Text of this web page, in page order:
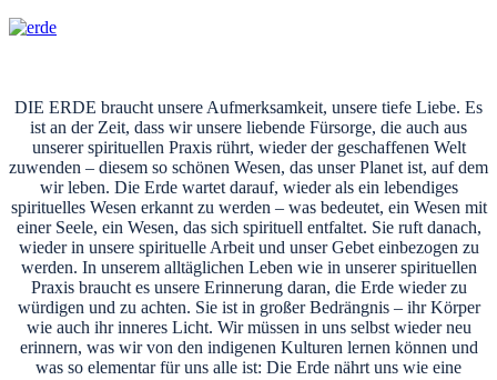
DIE ERDE braucht unsere Aufmerksamkeit, unsere tiefe Liebe. Es
ist an der Zeit, dass wir unsere liebende Fürsorge, die auch aus
unserer spirituellen Praxis rührt, wieder der geschaffenen Welt
zuwenden – diesem so schönen Wesen, das unser Planet ist, auf dem
wir leben. Die Erde wartet darauf, wieder als ein lebendiges
spirituelles Wesen erkannt zu werden – was bedeutet, ein Wesen mit
einer Seele, ein Wesen, das sich spirituell entfaltet. Sie ruft danach,
wieder in unsere spirituelle Arbeit und unser Gebet einbezogen zu
werden. In unserem alltäglichen Leben wie in unserer spirituellen
Praxis braucht es unsere Erinnerung daran, die Erde wieder zu
würdigen und zu achten. Sie ist in großer Bedrängnis – ihr Körper
wie auch ihr inneres Licht. Wir müssen in uns selbst wieder neu
erinnern, was wir von den indigenen Kulturen lernen können und
was so elementar für uns alle ist: Die Erde nährt uns wie eine